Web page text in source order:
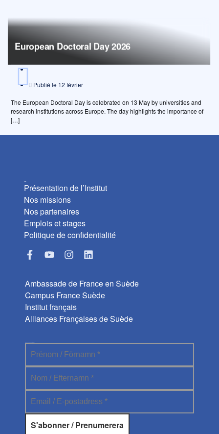
European Doctoral Day 2026
Publié le 12 février
The European Doctoral Day is celebrated on 13 May by universities and
research institutions across Europe. The day highlights the importance of
[…]
Présentation de l’Institut
Nos missions
Nos partenaires
Emplois et stages
Politique de confidentialité
Ambassade de France en Suède
Campus France Suède
Institut français
Alliances Françaises de Suède